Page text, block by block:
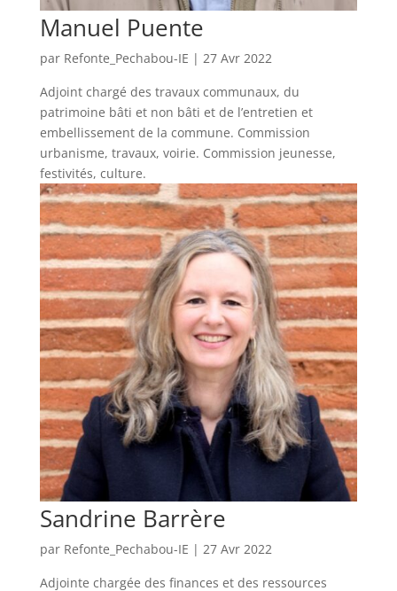
Manuel Puente
par Refonte_Pechabou-IE | 27 Avr 2022
Adjoint chargé des travaux communaux, du
patrimoine bâti et non bâti et de l’entretien et
embellissement de la commune. Commission
urbanisme, travaux, voirie. Commission jeunesse,
festivités, culture.
Sandrine Barrère
par Refonte_Pechabou-IE | 27 Avr 2022
Adjointe chargée des finances et des ressources